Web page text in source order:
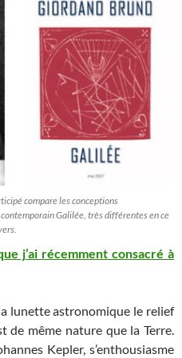
compare les conceptions
Galilée, très différentes en ce
j’ai récemment consacré à
lunette astronomique le relief
de même nature que la Terre.
Kepler, s’enthousiasme